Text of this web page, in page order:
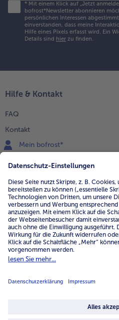
* Mit einem Klick auf „Jetzt
bofrost*Newsletter abonnieren
persönlichen Interessen
einverstanden, dass meine
Hilfe eines Pixels erfasst wird. Ein
Details sind hier zu finden.
Hilfe & Kontakt
FAQ
Kontakt
Mein bofrost*
0800 - 000 19 18
Mo.-Fr.: 7-21 Uhr Sa: 8-16 Uhr
Service
Unternehmen
Über uns